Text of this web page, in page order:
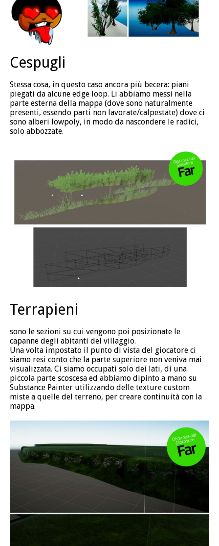
Cespugli
Stessa cosa, in questo caso ancora più becera: piani
piegati da alcune edge loop. Li abbiamo messi nella
parte esterna della mappa (dove sono naturalmente
presenti, essendo parti non lavorate/calpestate) dove ci
sono alberi lowpoly, in modo da nascondere le radici,
solo abbozzate.
Terrapieni
sono le sezioni su cui vengono poi posizionate le
capanne degli abitanti del villaggio.
Una volta impostato il punto di vista del giocatore ci
siamo resi conto che la parte superiore non veniva mai
visualizzata. Ci siamo occupati solo dei lati, di una
piccola parte scoscesa ed abbiamo dipinto a mano su
Substance Painter utilizzando delle texture custom
miste a quelle del terreno, per creare continuità con la
mappa.